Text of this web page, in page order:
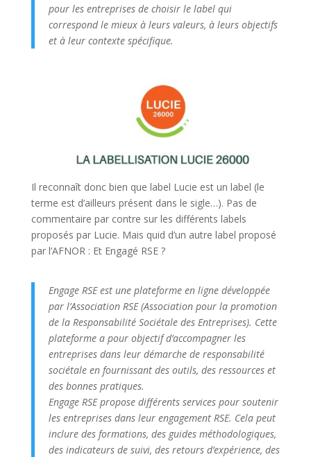
pour les entreprises de choisir le label qui
correspond le mieux à leurs valeurs, à leurs objectifs
et à leur contexte spécifique.
Il reconnaît donc bien que label Lucie est un label (le
terme est d’ailleurs présent dans le sigle…). Pas de
commentaire par contre sur les différents labels
proposés par Lucie. Mais quid d’un autre label proposé
par l’AFNOR : Et Engagé RSE ?
Engage RSE est une plateforme en ligne développée
par l’Association RSE (Association pour la promotion
de la Responsabilité Sociétale des Entreprises). Cette
plateforme a pour objectif d’accompagner les
entreprises dans leur démarche de responsabilité
sociétale en fournissant des outils, des ressources et
des bonnes pratiques.
Engage RSE propose différents services pour soutenir
les entreprises dans leur engagement RSE. Cela peut
inclure des formations, des guides méthodologiques,
des indicateurs de suivi, des retours d’expérience, des